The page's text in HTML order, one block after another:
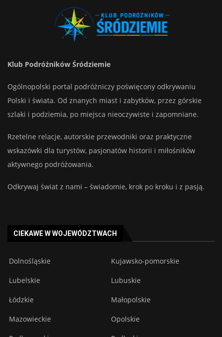
Klub Podróżników Śródziemie
Ogólnopolski portal podróżniczy poświęcony odkrywaniu
Polski i świata. Od znanych miast i zabytków, przez górskie
szlaki i podziemia, po miejsca nieoczywiste i zapomniane.
Rzetelne relacje, autorskie przewodniki oraz praktyczne
wskazówki dla turystów, pasjonatów historii i miłośników
aktywnego podróżowania.
Odkrywaj świat z nami – świadomie, krok po kroku i z pasją.
CIEKAWE W WOJEWÓDZTWACH
Dolnośląskie Kujawsko-pomorskie
Lubelskie Lubuskie
Łódzkie Małopolskie
Mazowieckie Opolskie